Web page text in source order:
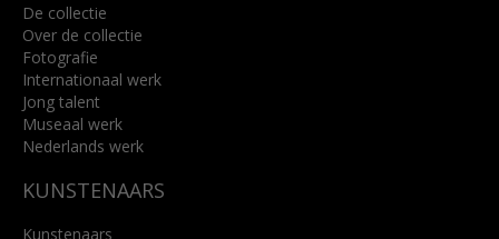
De collectie
Over de collectie
Fotografie
Internationaal werk
Jong talent
Museaal werk
Nederlands werk
KUNSTENAARS
Kunstenaars